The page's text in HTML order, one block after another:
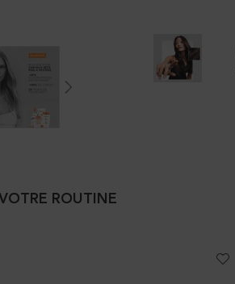
ROUTINE